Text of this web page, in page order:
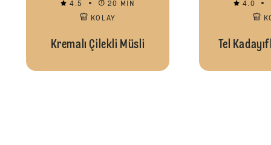
4.5
20 MIN
KOLAY
Kremalı Çilekli Müsli
4.0
Tel